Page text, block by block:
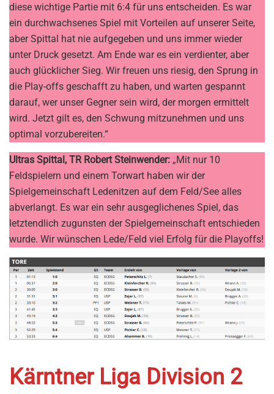
diese wichtige Partie mit 6:4 für uns entscheiden. Es war
ein durchwachsenes Spiel mit Vorteilen auf unserer Seite,
aber Spittal hat nie aufgegeben und uns immer wieder
unter Druck gesetzt. Am Ende war es ein verdienter, aber
auch glücklicher Sieg. Wir freuen uns riesig, den Sprung in
die Play-offs geschafft zu haben, und warten gespannt
darauf, wer unser Gegner sein wird, der morgen ermittelt
wird. Jetzt gilt es, den Schwung mitzunehmen und uns
optimal vorzubereiten.“
Ultras Spittal, TR Robert Steinwender: „Mit nur 10
Feldspielern und einem Torwart haben wir der
Spielgemeinschaft Ledenitzen auf dem Feld/See alles
abverlangt. Es war ein sehr ausgeglichenes Spiel, das
letztendlich zugunsten der Spielgemeinschaft entschieden
wurde. Wir wünschen Lede/Feld viel Erfolg für die Playoffs!
Kärntner Liga Division 2